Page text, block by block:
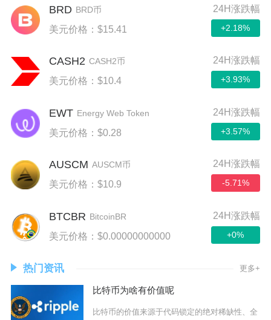
BRD BRD币
美元价格：$15.41
24H涨跌幅
+2.18%
CASH2 CASH2币
美元价格：$10.4
24H涨跌幅
+3.93%
EWT Energy Web Token
美元价格：$0.28
24H涨跌幅
+3.57%
AUSCM AUSCM币
美元价格：$10.9
24H涨跌幅
-5.71%
BTCBR BitcoinBR
美元价格：$0.00000000000
24H涨跌幅
+0%
热门资讯 更多+
比特币为啥有价值呢
比特币的价值来源于代码锁定的绝对稀缺性、全